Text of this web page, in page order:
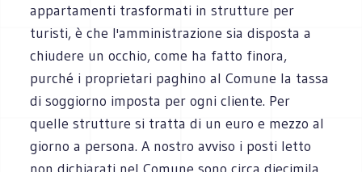
appartamenti trasformati in strutture per
turisti, è che l'amministrazione sia disposta a
chiudere un occhio, come ha fatto finora,
purché i proprietari paghino al Comune la tassa
di soggiorno imposta per ogni cliente. Per
quelle strutture si tratta di un euro e mezzo al
giorno a persona. A nostro avviso i posti letto